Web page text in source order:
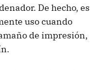
De hecho, es
uso cuando
de impresión,